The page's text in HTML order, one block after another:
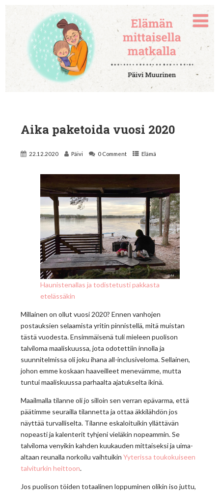
Aika paketoida vuosi 2020
22.12.2020 Päivi 0 Comment Elämä
Haunistenallas ja todistetusti pakkasta
etelässäkin
Millainen on ollut vuosi 2020? Ennen vanhojen
postauksien selaamista yritin pinnistellä, mitä muistan
tästä vuodesta. Ensimmäisenä tuli mieleen puolison
talviloma maaliskuussa, jota odotettiin innolla ja
suunnitelmissa oli joku ihana all-inclusiveloma. Sellainen,
johon emme koskaan haaveilleet menevämme, mutta
tuntui maaliskuussa parhaalta ajatukselta ikinä.
Maailmalla tilanne oli jo silloin sen verran epävarma, että
päätimme seurailla tilannetta ja ottaa äkkilähdön jos
näyttää turvalliselta. Tilanne eskaloituikin yllättävän
nopeasti ja kalenterit tyhjeni vieläkin nopeammin. Se
talviloma venyikin kahden kuukauden mittaiseksi ja uima-
altaan reunalla norkoilu vaihtuikinYyterissa toukokuiseen
talviturkin heittoon.
Jos puolison töiden totaalinen loppuminen olikin iso juttu,